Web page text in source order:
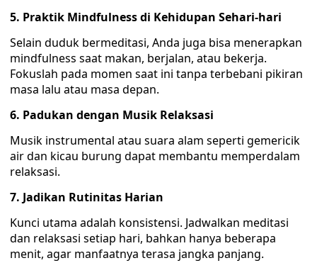
5. Praktik Mindfulness di Kehidupan Sehari-hari
Selain duduk bermeditasi, Anda juga bisa menerapkan
mindfulness saat makan, berjalan, atau bekerja.
Fokuslah pada momen saat ini tanpa terbebani pikiran
masa lalu atau masa depan.
6. Padukan dengan Musik Relaksasi
Musik instrumental atau suara alam seperti gemericik
air dan kicau burung dapat membantu memperdalam
relaksasi.
7. Jadikan Rutinitas Harian
Kunci utama adalah konsistensi. Jadwalkan meditasi
dan relaksasi setiap hari, bahkan hanya beberapa
menit, agar manfaatnya terasa jangka panjang.